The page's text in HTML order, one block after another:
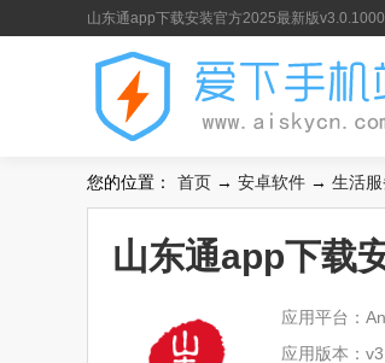
山东通app下载安装官方2025最新版
您的位置： 首页 → 安卓软件 → 生活服
山东通app下载
应用平台：
应用版本：